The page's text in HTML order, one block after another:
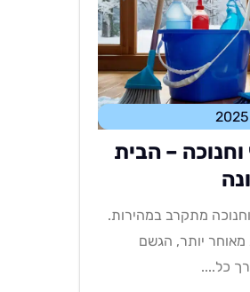
וחנוכה – הבית
מתקרב במהירות.
יותר, הגשם
כל....